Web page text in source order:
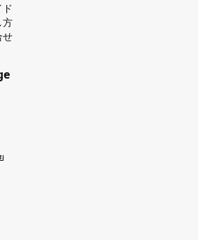
⽅
せ